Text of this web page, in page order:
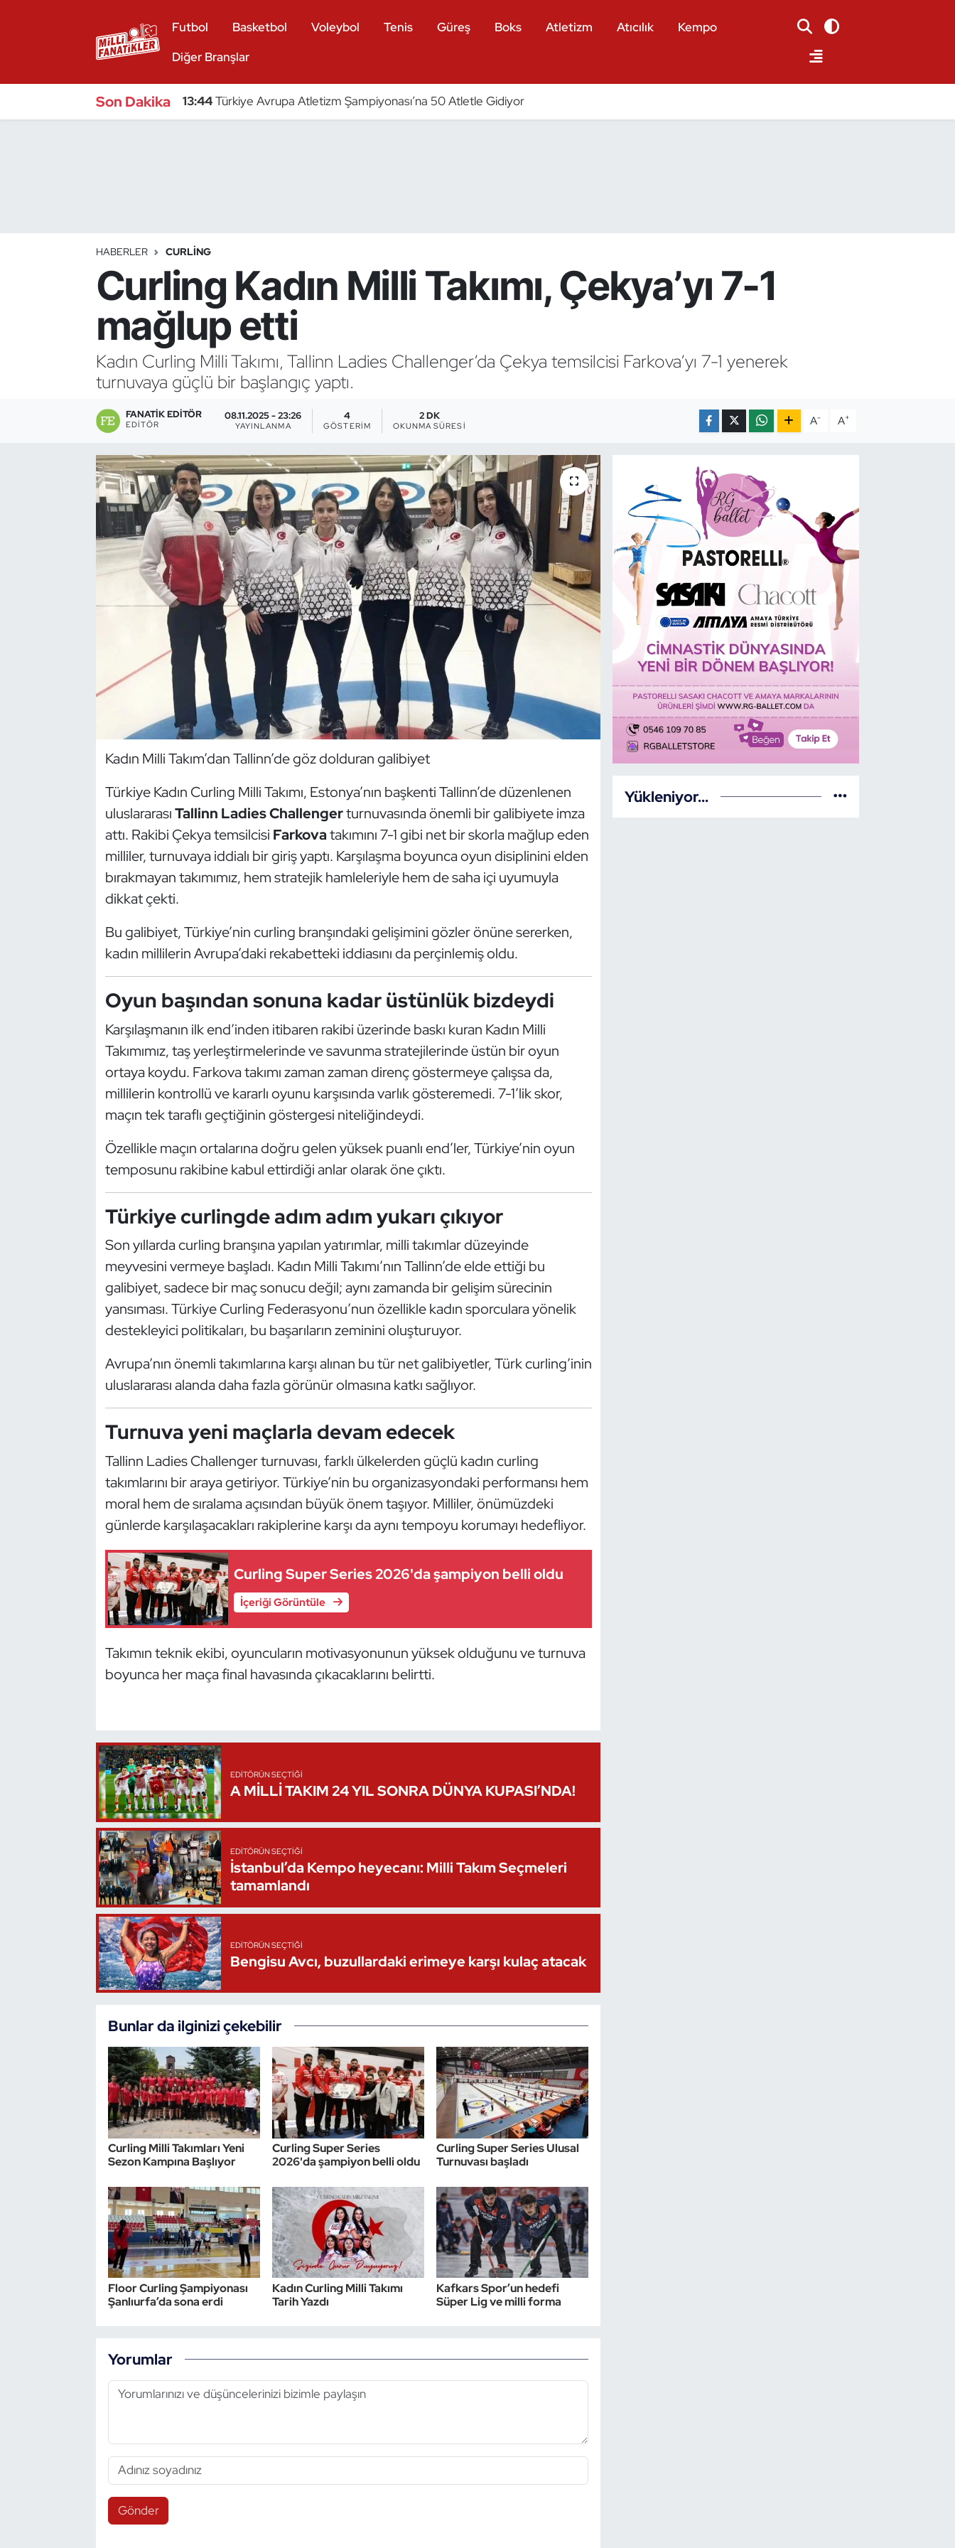
Futbol Basketbol Voleybol Tenis Güreş Boks Atletizm Atıcılık
Kempo
Diğer Branşlar
Son Dakika 13:44Türkiye Avrupa Atletizm Şampiyonası’na 50 Atletle Gidiyor
HABERLER CURLING
Curling Kadın Milli Takımı, Çekya’yı 7-1
mağlup etti
Kadın Curling Milli Takımı, Tallinn Ladies Challenger’da Çekya temsilcisi Farkova’yı 7-1 yenerek
turnuvaya güçlü bir başlangıç yaptı.
FANATIK EDITÖR
EDITÖR
08.11.2025 - 23:26
YAYINLANMA
4
GÖSTERIM
2 DK
OKUNMA SÜRESI A- A+
Kadın Milli Takım’dan Tallinn’de göz dolduran galibiyet
Türkiye Kadın Curling Milli Takımı, Estonya’nın başkenti Tallinn’de düzenlenen
uluslararasıTallinn Ladies Challengerturnuvasında önemli bir galibiyete imza
attı. Rakibi Çekya temsilcisi Farkovatakımını 7-1 gibi net bir skorla mağlup eden
milliler, turnuvaya iddialı bir giriş yaptı. Karşılaşma boyunca oyun disiplinini elden
bırakmayan takımımız, hem stratejik hamleleriyle hem de saha içi uyumuyla
dikkat çekti.
Bu galibiyet, Türkiye’nin curling branşındaki gelişimini gözler önüne sererken,
kadın millilerin Avrupa’daki rekabetteki iddiasını da perçinlemiş oldu.
Oyun başından sonuna kadar üstünlük bizdeydi
Karşılaşmanın ilk end’inden itibaren rakibi üzerinde baskı kuran Kadın Milli
Takımımız, taş yerleştirmelerinde ve savunma stratejilerinde üstün bir oyun
ortaya koydu. Farkova takımı zaman zaman direnç göstermeye çalışsa da,
millilerin kontrollü ve kararlı oyunu karşısında varlık gösteremedi. 7-1’lik skor,
maçın tek taraflı geçtiğinin göstergesi niteliğindeydi.
Özellikle maçın ortalarına doğru gelen yüksek puanlı end’ler, Türkiye’nin oyun
temposunu rakibine kabul ettirdiği anlar olarak öne çıktı.
Türkiye curlingde adım adım yukarı çıkıyor
Son yıllarda curling branşına yapılan yatırımlar, milli takımlar düzeyinde
meyvesini vermeye başladı. Kadın Milli Takımı’nın Tallinn’de elde ettiği bu
galibiyet, sadece bir maç sonucu değil; aynı zamanda bir gelişim sürecinin
yansıması. Türkiye Curling Federasyonu’nun özellikle kadın sporculara yönelik
destekleyici politikaları, bu başarıların zeminini oluşturuyor.
Avrupa’nın önemli takımlarına karşı alınan bu tür net galibiyetler, Türk curling’inin
uluslararası alanda daha fazla görünür olmasına katkı sağlıyor.
Turnuva yeni maçlarla devam edecek
Tallinn Ladies Challenger turnuvası, farklı ülkelerden güçlü kadın curling
takımlarını bir araya getiriyor. Türkiye’nin bu organizasyondaki performansı hem
moral hem de sıralama açısından büyük önem taşıyor. Milliler, önümüzdeki
günlerde karşılaşacakları rakiplerine karşı da aynı tempoyu korumayı hedefliyor.
Curling Super Series 2026'da şampiyon belli oldu
İçeriği Görüntüle
Takımın teknik ekibi, oyuncuların motivasyonunun yüksek olduğunu ve turnuva
boyunca her maça final havasında çıkacaklarını belirtti.
EDITÖRÜN SEÇTIĞI
A MİLLİ TAKIM 24 YIL SONRA DÜNYA KUPASI’NDA!
EDITÖRÜN SEÇTIĞI
İstanbul’da Kempo heyecanı: Milli Takım Seçmeleri
tamamlandı
EDITÖRÜN SEÇTIĞI
Bengisu Avcı, buzullardaki erimeye karşı kulaç atacak
Bunlar da ilginizi çekebilir
Curling Milli Takımları Yeni
Sezon Kampına Başlıyor
Curling Super Series
2026'da şampiyon belli oldu
Curling Super Series Ulusal
Turnuvası başladı
Floor Curling Şampiyonası
Şanlıurfa’da sona erdi
Kadın Curling Milli Takımı
Tarih Yazdı
Kafkars Spor’un hedefi
Süper Lig ve milli forma
Yorumlar
Gönder
Yükleniyor...
Bocce Bowling Dart
Buz Hokeyi
Buz Pateni
Cimnastik
Hava Sporları
İşitme Engelli Sporcular
Judo ve Kuraş
Kano ve Rafting
Modern Pentatlon
Motor Sporları
Özel Sporcular
Sualtı Sporları
Wushu Kungfu